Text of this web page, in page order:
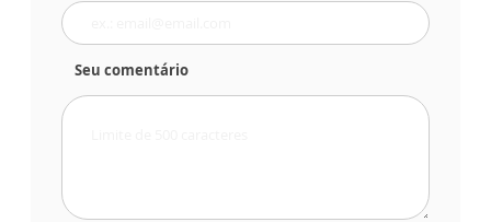
Seu comentário